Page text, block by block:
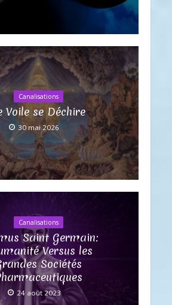
Canalisations
Voile se Déchire
30 mai 2026
Canalisations
Saint Germain:
Versus les
Sociétés
24 août 2023